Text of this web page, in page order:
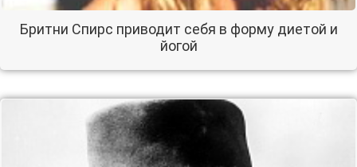
Бритни Спирс приводит себя в форму диетой и
йогой